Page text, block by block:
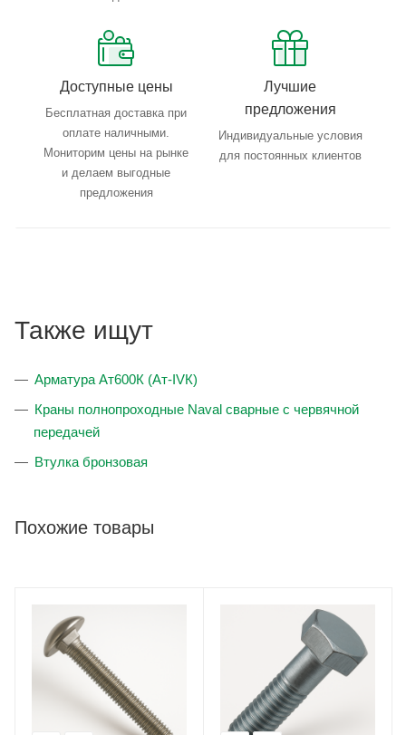
Доступные цены
Бесплатная доставка при
оплате наличными.
Мониторим цены на рынке
и делаем выгодные
предложения
Лучшие
предложения
Индивидуальные условия
для постоянных клиентов
Также ищут
Арматура Ат600К (Ат-IVК)
Краны полнопроходные Naval сварные с червячной
передачей
Втулка бронзовая
Похожие товары